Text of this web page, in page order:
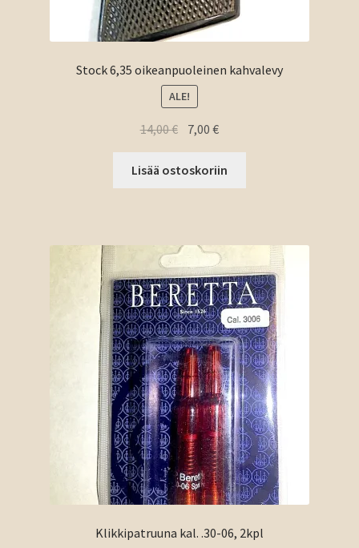
Stock 6,35 oikeanpuoleinen kahvalevy
ALE!
14,00€ Alkuperäinen
hinta
oli:
14,00 €.
7,00€Nykyinen
hinta
on:
7,00 €.
Lisää ostoskoriin
Klikkipatruuna kal. .30-06, 2kpl